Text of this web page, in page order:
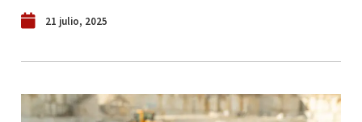
21 julio, 2025